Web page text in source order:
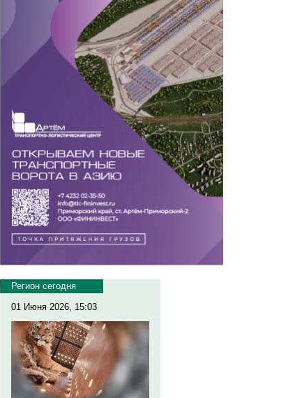
Регион сегодня
01 Июня 2026, 15:03